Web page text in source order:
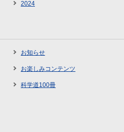
2024
お知らせ
お楽しみコンテンツ
科学道100冊